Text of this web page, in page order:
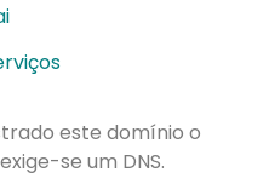
este domínio o
se um DNS.